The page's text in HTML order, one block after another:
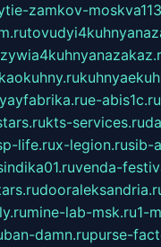
zamkov-
e-abis1c.ru
kts-services.ru
life.rux-legion.rusib-
venda-
mine-lab-msk.ru1-
ban-damn.rupurse-